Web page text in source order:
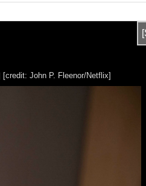
[credit: John P. Fleenor/Netflix]